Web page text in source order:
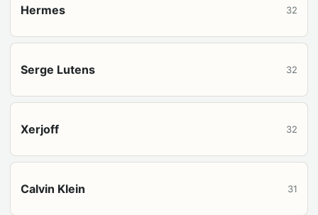
Hermes 32
Serge Lutens 32
Xerjoff 32
Calvin Klein 31